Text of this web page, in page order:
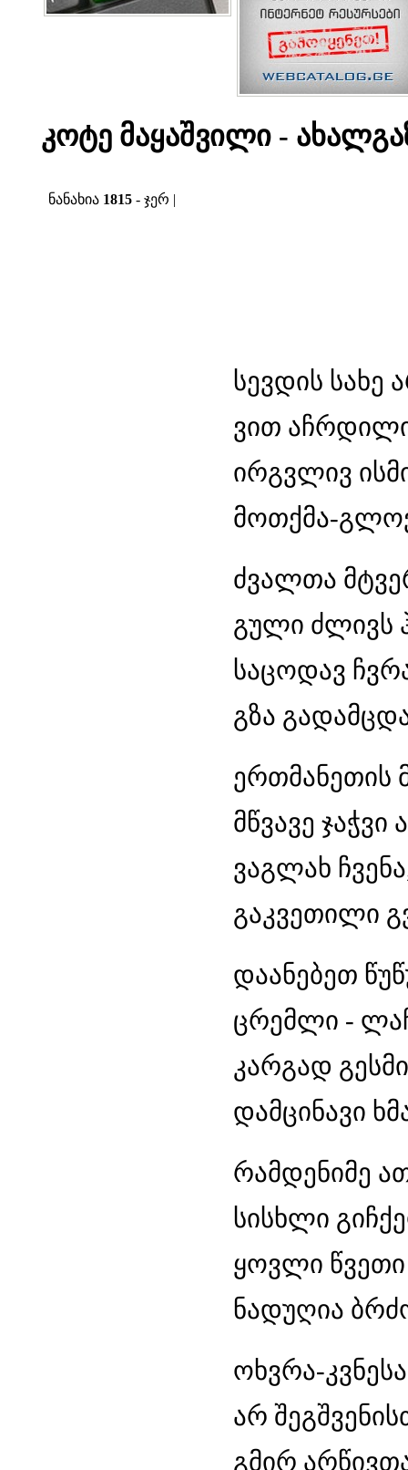
კოტე მაყაშვილი -
ნანახია 1815 - ჯერ |
სევდის სახე
ვით
ირგვლივ
მოთქმა-
ძვალთა
გული ძლივს
საცოდავ
გზა
ერთმანეთის
მწვავე ჯაჭვი
ვაგლახ
გაკვეთილი
დაანებეთ
ცრემლი -
კარგად
დამცინავი
რამდენიმე
სისხლი
ყოვლი წვეთი
ნადუღია
ოხვრა-
არ
გმირ